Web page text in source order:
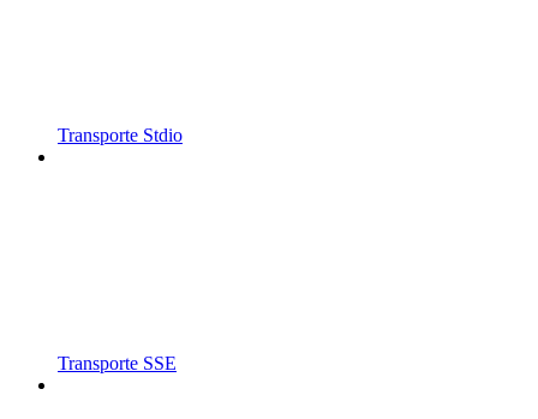
Transporte Stdio
Transporte SSE